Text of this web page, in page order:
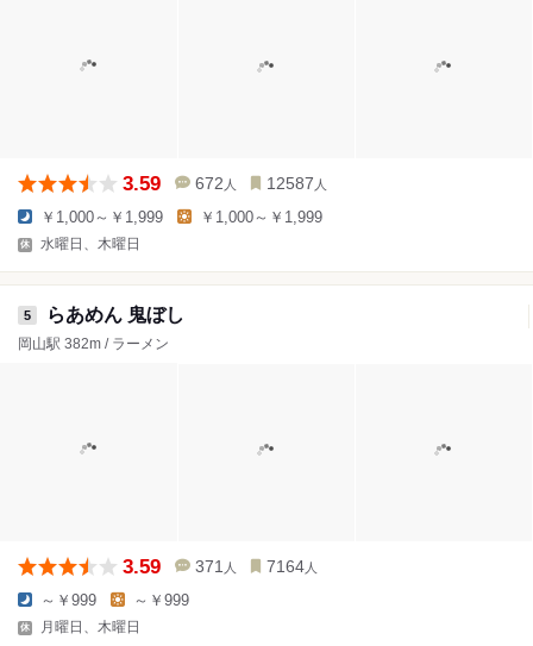
3.59 672 人 12587 人
￥1,000～￥1,999 ￥1,000～￥1,999
水曜日、木曜日
5 らあめん 鬼ぼし
岡山駅 382m / ラーメン
3.59 371 人 7164 人
～￥999 ～￥999
月曜日、木曜日